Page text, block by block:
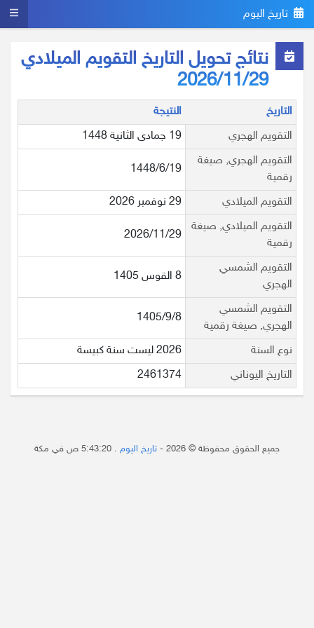
تاريخ اليوم
نتائج تحويل التاريخ التقويم الميلادي
2026/11/29
التاريخ
النتيجة
التقويم الهجري
19 جمادى الثانية 1448
التقويم الهجري, صيغة
رقمية
1448/6/19
التقويم الميلادي
29 نوفمبر 2026
التقويم الميلادي, صيغة
رقمية
2026/11/29
التقويم الشمسي
الهجري
8 القوس 1405
التقويم الشمسي
الهجري, صيغة رقمية
1405/9/8
نوع السنة
2026 ليست سنة كبيسة
التاريخ اليوناني
2461374
جميع الحقوق محفوظة © 2026 - تاريخ اليوم . 5:43:20 ص في مكة